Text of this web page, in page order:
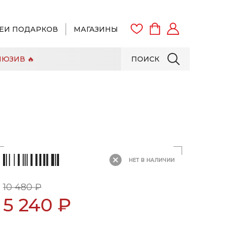
ПОДАРКОВ МАГАЗИНЫ
ПОИСК
🔥
НЕТ В НАЛИЧИИ
10 480 ₽
5 240 ₽